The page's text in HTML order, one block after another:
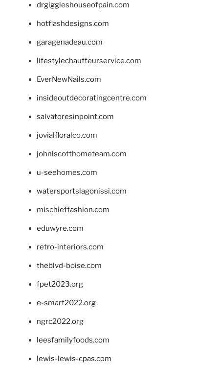
drgiggleshouseofpain.com
hotflashdesigns.com
garagenadeau.com
lifestylechauffeurservice.com
EverNewNails.com
insideoutdecoratingcentre.com
salvatoresinpoint.com
jovialfloralco.com
johnlscotthometeam.com
u-seehomes.com
watersportslagonissi.com
mischieffashion.com
eduwyre.com
retro-interiors.com
theblvd-boise.com
fpet2023.org
e-smart2022.org
ngrc2022.org
leesfamilyfoods.com
lewis-lewis-cpas.com